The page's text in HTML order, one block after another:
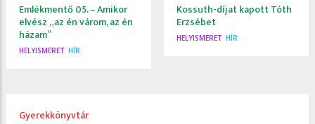
Emlékmentő 05. – Amikor
elvész „az én várom, az én
házam”
HELYISMERET HÍR
Kossuth-díjat kapott Tóth
Erzsébet
HELYISMERET HÍR
Gyerekkönyvtár